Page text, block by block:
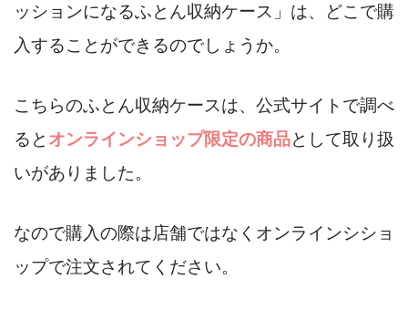
ッションになるふとん収納ケース」は、どこで購
入することができるのでしょうか。
こちらのふとん収納ケースは、公式サイトで調べ
ると オンラインショップ限定の商品として取り扱
いがありました。
なので購入の際は店舗ではなくオンラインシショ
ップで注文されてください。